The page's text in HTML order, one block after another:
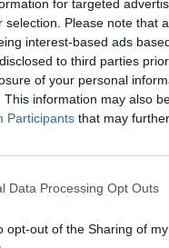
for targeted
selection. Please note that
interest-based ads
to third parties
of your personal
This information may also
Participants that may
Data Processing Opt Outs
opt-out of the Sharing of
este
newsletter y recibe
legales